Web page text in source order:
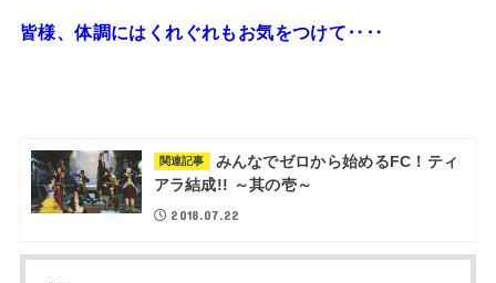
皆様、体調にはくれぐれもお気をつけて‥‥
関連記事
みんなでゼロから始めるFC！ティ
アラ結成!! ～其の壱～
2018.07.22